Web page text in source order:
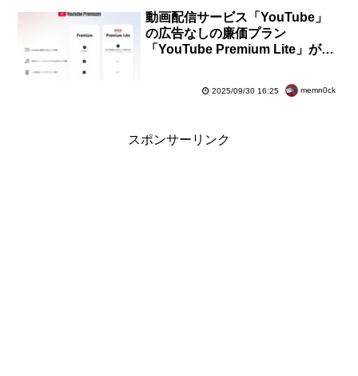
動画配信サービス「YouTube」
の広告なしの廉価プラン
「YouTube Premium Lite」が日
2025/09/30 16:25 memn0ck
スポンサーリンク